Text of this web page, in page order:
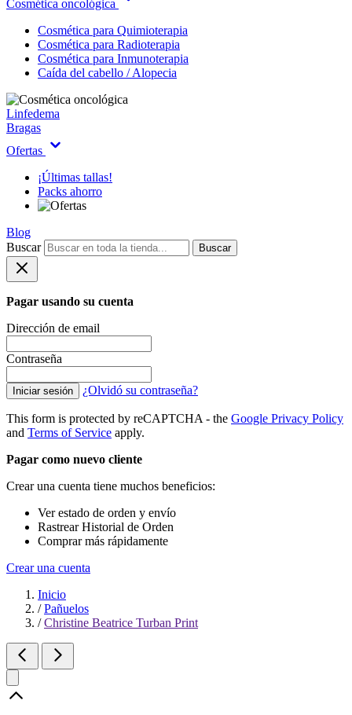
Cosmética oncológica
Cosmética para Quimioterapia
Cosmética para Radioterapia
Cosmética para Inmunoterapia
Caída del cabello / Alopecia
Linfedema
Bragas
Ofertas
¡Últimas tallas!
Packs ahorro
Blog
Buscar
Buscar
Pagar usando su cuenta
Dirección de email
Contraseña
Iniciar sesión ¿Olvidó su contraseña?
This form is protected by reCAPTCHA - the Google Privacy Policy
and Terms of Service apply.
Pagar como nuevo cliente
Crear una cuenta tiene muchos beneficios:
Ver estado de orden y envío
Rastrear Historial de Orden
Comprar más rápidamente
Crear una cuenta
Inicio
/ Pañuelos
/ Christine Beatrice Turban Print